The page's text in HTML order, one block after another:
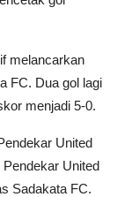
melancarkan
FC. Dua gol lagi
menjadi 5-0.
United
United
Sadakata FC.